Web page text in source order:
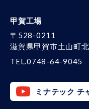
甲賀工場
〒528-0211
滋賀県甲賀市土山町
TEL.0748-64-9045
ミナテック チ